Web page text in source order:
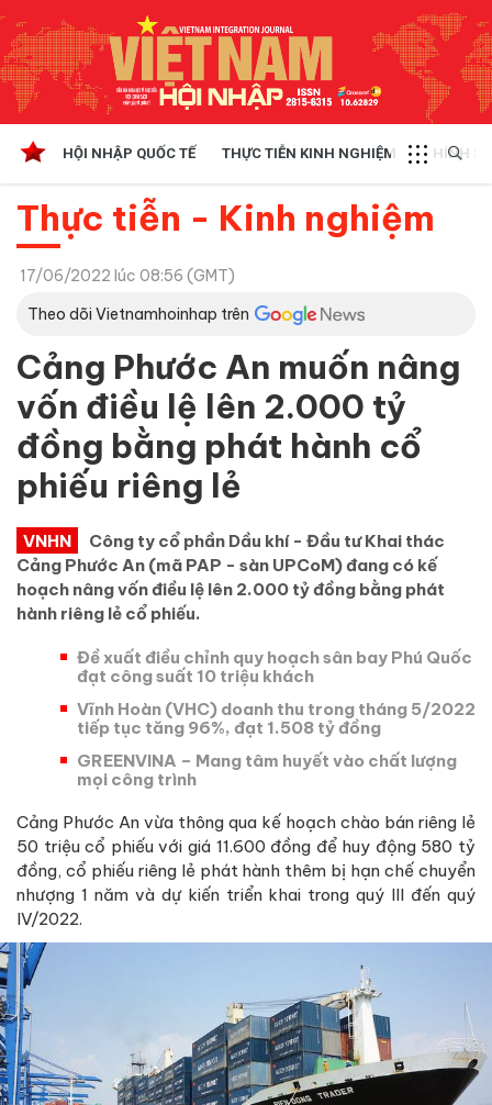
HỘI NHẬP QUỐC TẾ THỰC TIỄN KINH NGHIỆM CHÍNH
Thực tiễn - Kinh nghiệm
17/06/2022 lúc 08:56 (GMT)
Theo dõi Vietnamhoinhap trên
Cảng Phước An muốn nâng
vốn điều lệ lên 2.000 tỷ
đồng bằng phát hành cổ
phiếu riêng lẻ
VNHN
Công ty cổ phần Dầu khí - Đầu tư Khai thác
Cảng Phước An (mã PAP - sàn UPCoM) đang có kế
hoạch nâng vốn điều lệ lên 2.000 tỷ đồng bằng phát
hành riêng lẻ cổ phiếu.
Đề xuất điều chỉnh quy hoạch sân bay Phú Quốc
đạt công suất 10 triệu khách
Vĩnh Hoàn (VHC) doanh thu trong tháng 5/2022
tiếp tục tăng 96%, đạt 1.508 tỷ đồng
GREENVINA – Mang tâm huyết vào chất lượng
mọi công trình
Cảng Phước An vừa thông qua kế hoạch chào bán riêng lẻ
50 triệu cổ phiếu với giá 11.600 đồng để huy động 580 tỷ
đồng, cổ phiếu riêng lẻ phát hành thêm bị hạn chế chuyển
nhượng 1 năm và dự kiến triển khai trong quý III đến quý
IV/2022.